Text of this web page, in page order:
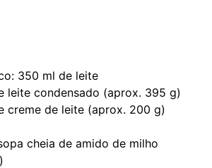
350 ml de leite
leite condensado (aprox. 395 g)
creme de leite (aprox. 200 g)
cheia de amido de milho